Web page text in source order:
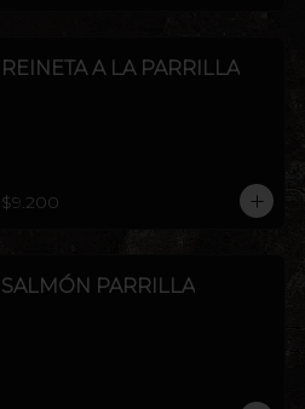
REINETA A LA PARRILLA
$9.200
SALMÓN PARRILLA